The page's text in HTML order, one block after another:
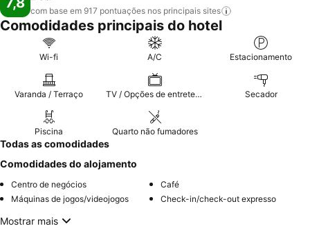
com base em 917 pontuações nos principais sites
Comodidades principais do hotel
Wi-fi A/C Estacionamento
Varanda / Terraço TV / Opções de entretenimento Secador
Piscina Quarto não fumadores
Todas as comodidades
Comodidades do alojamento
Centro de negócios
Café
Máquinas de jogos/videojogos
Check-in/check-out expresso
Mostrar mais